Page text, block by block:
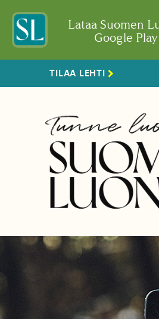
Lataa Suomen
Google
TILAA LEHTI